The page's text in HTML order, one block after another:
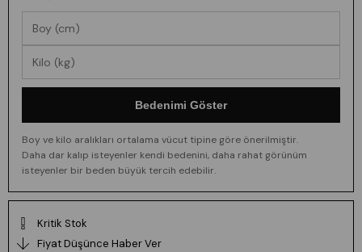
Bedenimi Göster
Boy ve kilo aralıkları ortalama vücut tipine göre önerilmiştir.
Daha dar kalıp isteyenler kendi bedenini, daha rahat görünüm
isteyenler bir beden büyük tercih edebilir.
Kritik Stok
Fiyat Düşünce Haber Ver